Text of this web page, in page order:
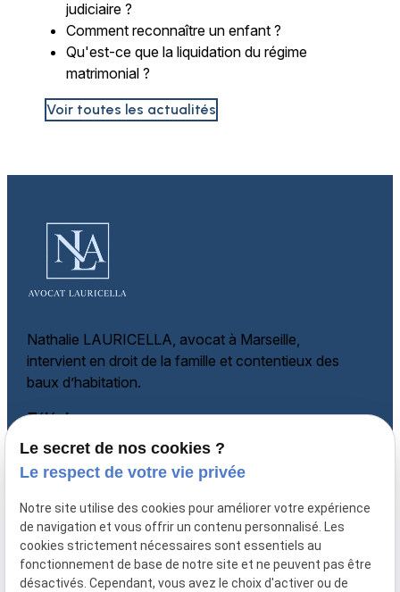
judiciaire ?
Comment reconnaître un enfant ?
Qu'est-ce que la liquidation du régime
matrimonial ?
Voir toutes les actualités
Nathalie LAURICELLA, avocat à Marseille,
intervient en droit de la famille et contentieux des
baux d’habitation.
Téléphone
06 60 87 60 97
Adresse
135 rue Paradis
13006 MARSEILLE
Horaires
Lundi - Vendredi
Le secret de nos cookies ?
Le respect de votre vie privée
Notre site utilise des cookies pour améliorer votre expérience
de navigation et vous offrir un contenu personnalisé. Les
cookies strictement nécessaires sont essentiels au
fonctionnement de base de notre site et ne peuvent pas être
désactivés. Cependant, vous avez le choix d'activer ou de